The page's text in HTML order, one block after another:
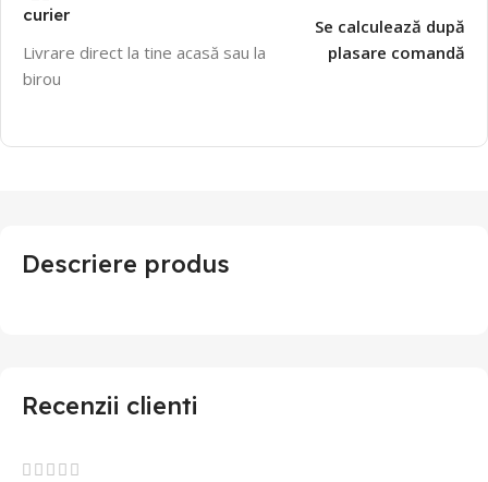
curier
Livrare direct la tine acasă sau la
birou
Se calculează după
plasare comandă
Descriere produs
Recenzii clienti